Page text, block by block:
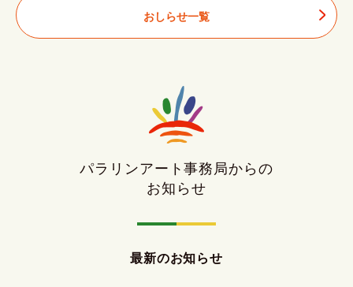
おしらせ一覧
パラリンアート事務局からの
お知らせ
最新のお知らせ